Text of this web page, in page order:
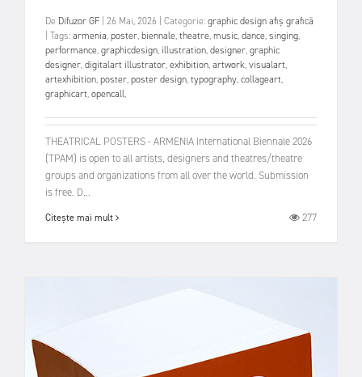
De Difuzor GF 26 Mai, 2026 Categorie:graphic designafiș grafică
Tags:armenia,poster,biennale,theatre,music,dance,singing,
performance,graphicdesign, illustration,designer,graphic
designer,digitalart illustrator,exhibition,artwork,visualart,
artexhibition,poster,poster design,typography,collageart,
graphicart,opencall,
THEATRICAL POSTERS - ARMENIA International Biennale 2026
(TPAM) is open to all artists, designers and theatres/theatre
groups and organizations from all over the world. Submission
is free. D...
Citește mai mult 277